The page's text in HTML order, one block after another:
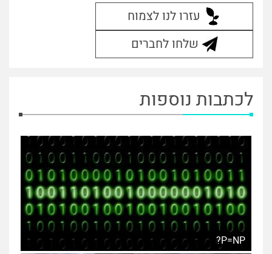
עזרו לנו לצמוח
שלחו לחברים
לכתבות נוספות
P=NP?